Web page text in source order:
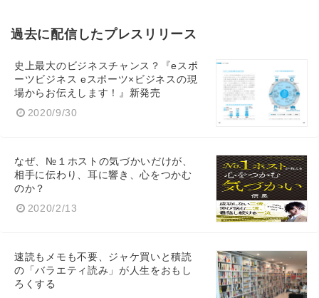
過去に配信したプレスリリース
史上最大のビジネスチャンス？『eスポ
ーツビジネス eスポーツ×ビジネスの現
場からお伝えします！』新発売
2020/9/30
なぜ、№１ホストの気づかいだけが、
相手に伝わり、耳に響き、心をつかむ
のか？
2020/2/13
速読もメモも不要、ジャケ買いと積読
の「バラエティ読み」が人生をおもし
ろくする